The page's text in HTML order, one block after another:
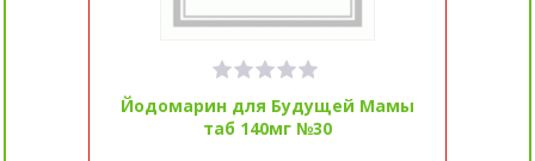
Йодомарин для Будущей Мамы
таб 140мг №30